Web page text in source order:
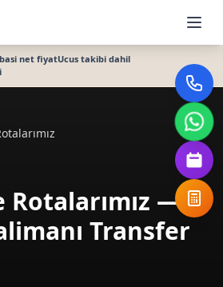
net fiyatUcus takibi dahil
Rotalarımız —
Transfer